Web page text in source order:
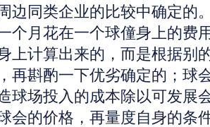
边同类企业的比较中确定的
个月花在一个球僮身上的费
上计算出来的，而是根据别
再斟酌一下优劣确定的；球
球场投入的成本除以可发展
会的价格，再量度自身的条